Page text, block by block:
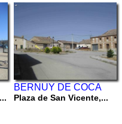
BERNUY DE COCA
Plaza de San Vicente,...